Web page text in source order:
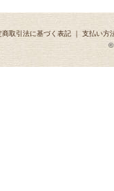
商取引法に基づく表記 ｜ 支払い方
©